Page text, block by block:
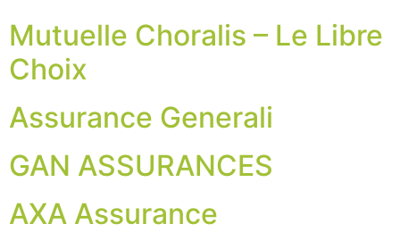
Mutuelle Choralis – Le Libre
Choix
Assurance Generali
GAN ASSURANCES
AXA Assurance